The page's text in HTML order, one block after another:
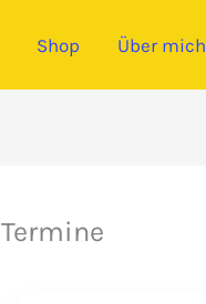
Shop Über mich
Termine